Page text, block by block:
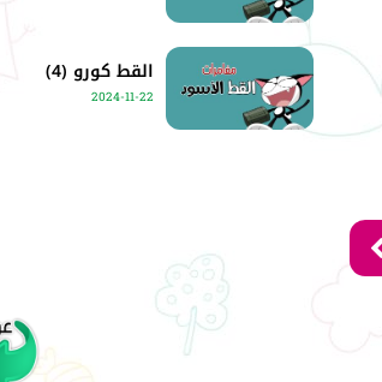
القط كورو (4)
2024-11-22